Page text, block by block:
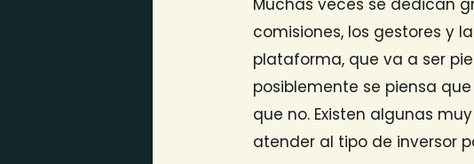
Muchas veces se dedican
comisiones, los gestores y
plataforma, que va a ser
posiblemente se piensa
que no. Existen algunas
atender al tipo de inversor